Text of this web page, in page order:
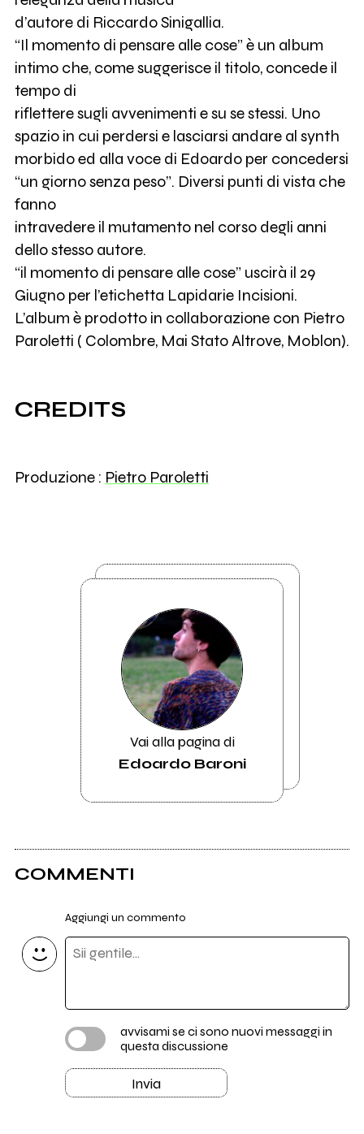
d’autore di Riccardo Sinigallia.
“Il momento di pensare alle cose” è un album
intimo che, come suggerisce il titolo, concede il
tempo di
riflettere sugli avvenimenti e su se stessi. Uno
spazio in cui perdersi e lasciarsi andare al synth
morbido ed alla voce di Edoardo per concedersi
“un giorno senza peso”. Diversi punti di vista che
fanno
intravedere il mutamento nel corso degli anni
dello stesso autore.
“il momento di pensare alle cose” uscirà il 29
Giugno per l’etichetta Lapidarie Incisioni.
L’album è prodotto in collaborazione con Pietro
Paroletti ( Colombre, Mai Stato Altrove, Moblon).
CREDITS
Produzione : Pietro Paroletti
Vai alla pagina di
Edoardo Baroni
COMMENTI
Aggiungi un commento
avvisami se ci sono nuovi messaggi in
questa discussione
Invia